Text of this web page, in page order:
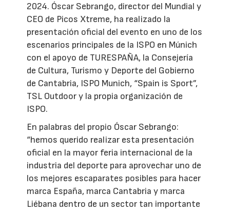
2024. Óscar Sebrango, director del Mundial y
CEO de Picos Xtreme, ha realizado la
presentación oficial del evento en uno de los
escenarios principales de la ISPO en Múnich
con el apoyo de TURESPAÑA, la Consejería
de Cultura, Turismo y Deporte del Gobierno
de Cantabria, ISPO Munich, “Spain is Sport”,
TSL Outdoor y la propia organización de
ISPO.
En palabras del propio Óscar Sebrango:
“hemos querido realizar esta presentación
oficial en la mayor feria internacional de la
industria del deporte para aprovechar uno de
los mejores escaparates posibles para hacer
marca España, marca Cantabria y marca
Liébana dentro de un sector tan importante